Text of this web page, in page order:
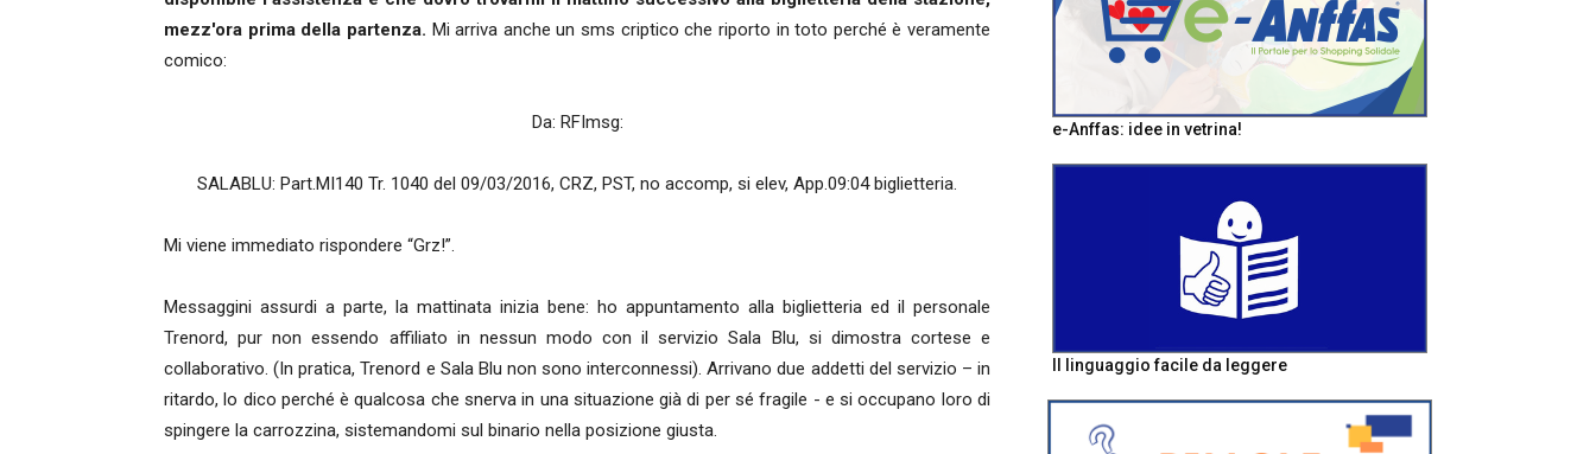
mezz'ora prima della partenza. Mi arriva anche un sms criptico che riporto in toto perché è veramente
comico:
Da: RFImsg:
SALABLU: Part.MI140 Tr. 1040 del 09/03/2016, CRZ, PST, no accomp, si elev, App.09:04 biglietteria.
Mi viene immediato rispondere “Grz!”.
Messaggini assurdi a parte, la mattinata inizia bene: ho appuntamento alla biglietteria ed il personale
Trenord, pur non essendo affiliato in nessun modo con il servizio Sala Blu, si dimostra cortese e
collaborativo. (In pratica, Trenord e Sala Blu non sono interconnessi). Arrivano due addetti del servizio – in
ritardo, lo dico perché è qualcosa che snerva in una situazione già di per sé fragile - e si occupano loro di
spingere la carrozzina, sistemandomi sul binario nella posizione giusta.
e-Anffas: idee in vetrina!
Il linguaggio facile da leggere